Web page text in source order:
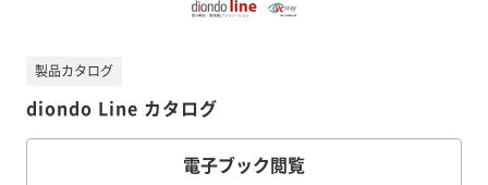
diondo Line カタログ
製品カタログ
電子ブック閲覧